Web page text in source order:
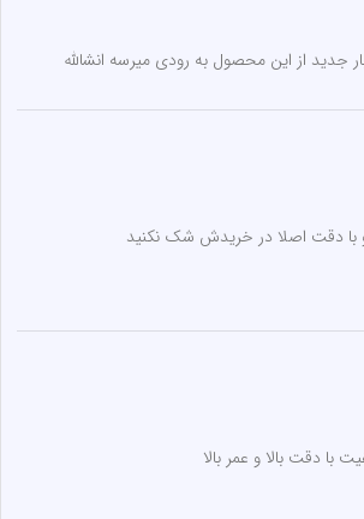
جدید از این محصول به رودی میرسه انشالله
با دقت اصلا در خریدش شک نکنید
با دقت بالا و عمر بالا